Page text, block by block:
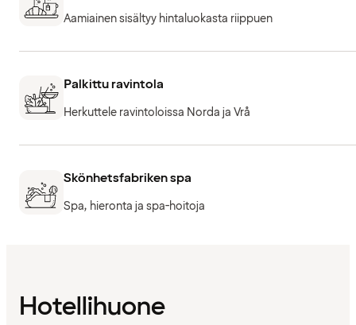
Aamiainen sisältyy hintaluokasta riippuen
Palkittu ravintola
Herkuttele ravintoloissa Norda ja Vrå
Skönhetsfabriken spa
Spa, hieronta ja spa-hoitoja
Hotellihuone